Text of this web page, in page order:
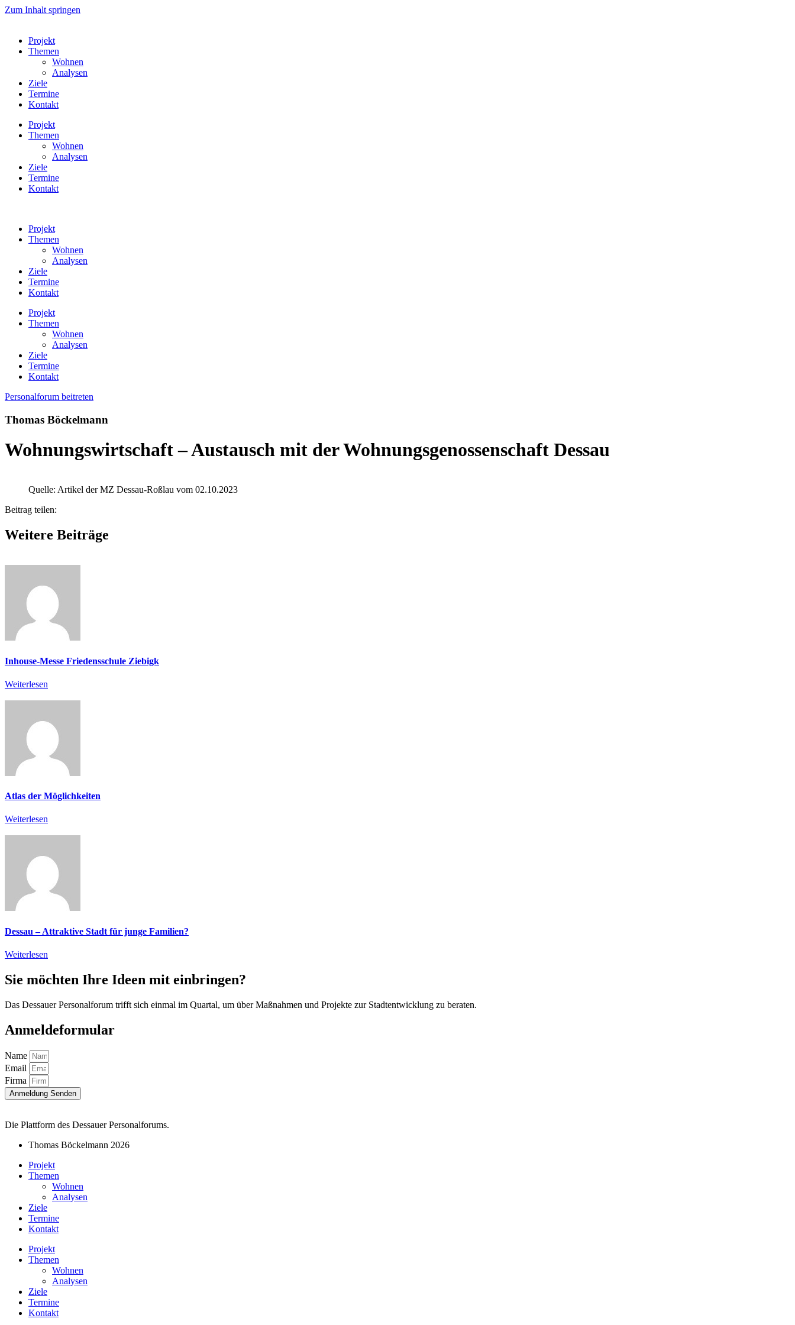
Zum Inhalt springen
Projekt
Themen
Wohnen
Analysen
Ziele
Termine
Kontakt
Projekt
Themen
Wohnen
Analysen
Ziele
Termine
Kontakt
Projekt
Themen
Wohnen
Analysen
Ziele
Termine
Kontakt
Projekt
Themen
Wohnen
Analysen
Ziele
Termine
Kontakt
Personalforum beitreten
Thomas Böckelmann
Wohnungswirtschaft – Austausch mit der Wohnungsgenossenschaft Dessau
Quelle: Artikel der MZ Dessau-Roßlau vom 02.10.2023
Beitrag teilen:
Weitere Beiträge
Inhouse-Messe Friedensschule Ziebigk
Weiterlesen
Atlas der Möglichkeiten
Weiterlesen
Dessau – Attraktive Stadt für junge Familien?
Weiterlesen
Sie möchten Ihre Ideen mit einbringen?
Das Dessauer Personalforum trifft sich einmal im Quartal, um über Maßnahmen und Projekte zur Stadtentwicklung zu beraten.
Anmeldeformular
Name
Email
Firma
Anmeldung Senden
Die Plattform des Dessauer Personalforums.
Thomas Böckelmann 2026
Projekt
Themen
Wohnen
Analysen
Ziele
Termine
Kontakt
Projekt
Themen
Wohnen
Analysen
Ziele
Termine
Kontakt